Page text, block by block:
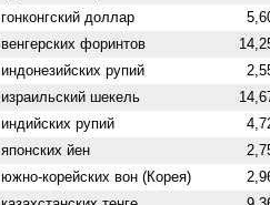
гонконгский доллар
венгерских форинтов
индонезийских рупий
израильский шекель
индийских рупий
японских йен
южно-корейских вон (Корея)